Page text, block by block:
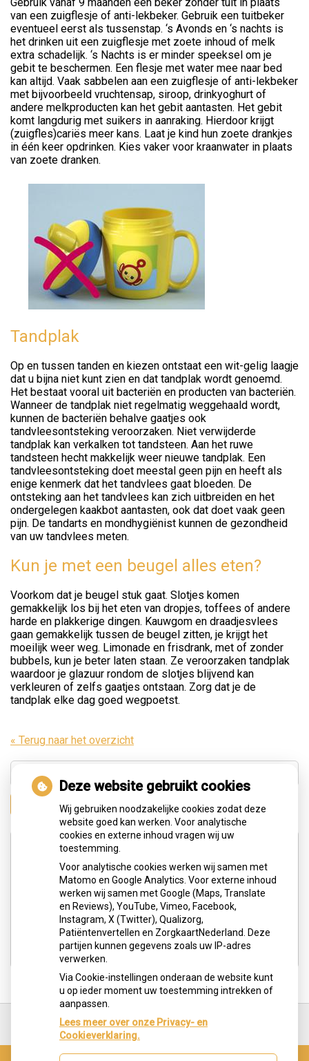
van een zuigflesje of anti-lekbeker. Gebruik een tuitbeker
eventueel eerst als tussenstap. ‘s Avonds en ‘s nachts is
het drinken uit een zuigflesje met zoete inhoud of melk
extra schadelijk. ‘s Nachts is er minder speeksel om je
gebit te beschermen. Een flesje met water mee naar bed
kan altijd. Vaak sabbelen aan een zuigflesje of anti-lekbeker
met bijvoorbeeld vruchtensap, siroop, drinkyoghurt of
andere melkproducten kan het gebit aantasten. Het gebit
komt langdurig met suikers in aanraking. Hierdoor krijgt
(zuigfles)cariës meer kans. Laat je kind hun zoete drankjes
in één keer opdrinken. Kies vaker voor kraanwater in plaats
van zoete dranken.
Tandplak
Op en tussen tanden en kiezen ontstaat een wit-gelig laagje
dat u bijna niet kunt zien en dat tandplak wordt genoemd.
Het bestaat vooral uit bacteriën en producten van bacteriën.
Wanneer de tandplak niet regelmatig weggehaald wordt,
kunnen de bacteriën behalve gaatjes ook
tandvleesontsteking veroorzaken. Niet verwijderde
tandplak kan verkalken tot tandsteen. Aan het ruwe
tandsteen hecht makkelijk weer nieuwe tandplak. Een
tandvleesontsteking doet meestal geen pijn en heeft als
enige kenmerk dat het tandvlees gaat bloeden. De
ontsteking aan het tandvlees kan zich uitbreiden en het
ondergelegen kaakbot aantasten, ook dat doet vaak geen
pijn. De tandarts en mondhygiënist kunnen de gezondheid
van uw tandvlees meten.
Kun je met een beugel alles eten?
Voorkom dat je beugel stuk gaat. Slotjes komen
gemakkelijk los bij het eten van dropjes, toffees of andere
harde en plakkerige dingen. Kauwgom en draadjesvlees
gaan gemakkelijk tussen de beugel zitten, je krijgt het
moeilijk weer weg. Limonade en frisdrank, met of zonder
bubbels, kun je beter laten staan. Ze veroorzaken tandplak
waardoor je glazuur rondom de slotjes blijvend kan
verkleuren of zelfs gaatjes ontstaan. Zorg dat je de
tandplak elke dag goed wegpoetst.
« Terug naar het overzicht
Zoeken
Adresgegevens
Hengelolaan 183c
2545 JG Den Haag
0703291613
info@tandartspraktijkoralart.nl
de
Deze website gebruikt cookies
Wij gebruiken noodzakelijke cookies zodat deze
website goed kan werken. Voor analytische
cookies en externe inhoud vragen wij uw
toestemming.
Voor analytische cookies werken wij samen met
Matomo en Google Analytics. Voor externe inhoud
werken wij samen met Google (Maps, Translate
en Reviews), YouTube, Vimeo, Facebook,
Instagram, X (Twitter), Qualizorg,
Patiëntenvertellen en ZorgkaartNederland. Deze
partijen kunnen gegevens zoals uw IP-adres
verwerken.
Via Cookie-instellingen onderaan de website kunt
u op ieder moment uw toestemming intrekken of
aanpassen.
Lees meer over onze Privacy- en
Cookieverklaring.